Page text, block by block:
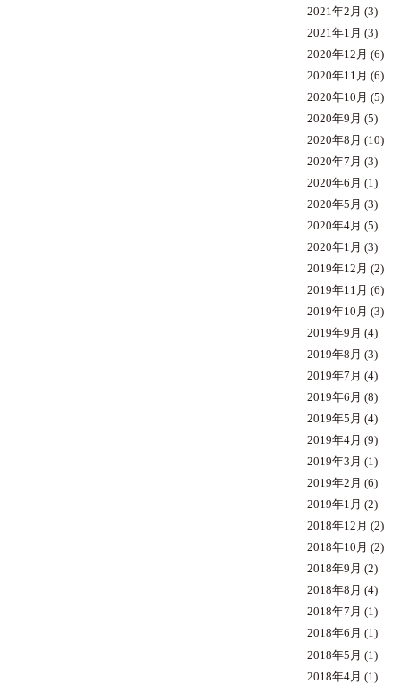
2021年2月 (3)
2021年1月 (3)
2020年12月 (6)
2020年11月 (6)
2020年10月 (5)
2020年9月 (5)
2020年8月 (10)
2020年7月 (3)
2020年6月 (1)
2020年5月 (3)
2020年4月 (5)
2020年1月 (3)
2019年12月 (2)
2019年11月 (6)
2019年10月 (3)
2019年9月 (4)
2019年8月 (3)
2019年7月 (4)
2019年6月 (8)
2019年5月 (4)
2019年4月 (9)
2019年3月 (1)
2019年2月 (6)
2019年1月 (2)
2018年12月 (2)
2018年10月 (2)
2018年9月 (2)
2018年8月 (4)
2018年7月 (1)
2018年6月 (1)
2018年5月 (1)
2018年4月 (1)